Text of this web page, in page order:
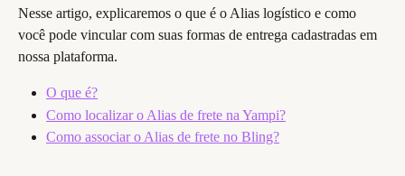
Nesse artigo, explicaremos o que é o Alias logístico e como
você pode vincular com suas formas de entrega cadastradas em
nossa plataforma.
O que é?
Como localizar o Alias de frete na Yampi?
Como associar o Alias de frete no Bling?